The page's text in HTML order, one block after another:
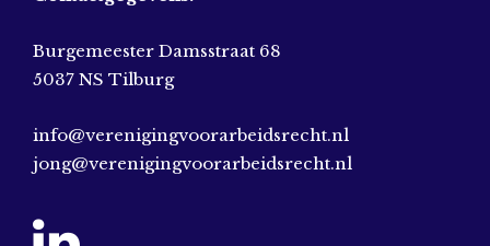
Burgemeester Damsstraat 68
5037 NS Tilburg
info@verenigingvoorarbeidsrecht.nl
jong@verenigingvoorarbeidsrecht.nl